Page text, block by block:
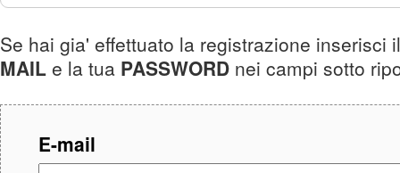
Se hai gia' effettuato la registrazione inserisci
MAIL e la tua PASSWORD nei campi sotto
E-mail